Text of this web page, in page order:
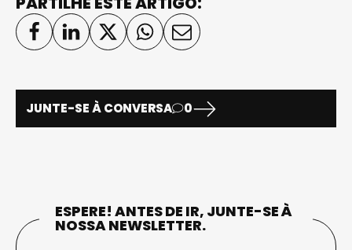
JUNTE-SE À CONVERSA 0
ESPERE! ANTES DE IR, JUNTE-SE À
NOSSA NEWSLETTER.